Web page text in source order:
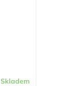
Skladem